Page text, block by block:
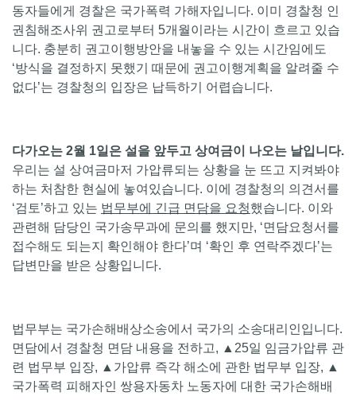
동자들에게 경찰은 국가폭력 가해자입니다. 이미 경찰청 인
권침해조사위 권고로부터 5개월이라는 시간이 흐르고 있습
니다. 충분히 권고이행방안을 내놓을 수 있는 시간임에도
‘방식을 결정하지 못했기 때문에 권고이행계획을 알려줄 수
없다’는 경찰청의 입장은 납득하기 어렵습니다.
다가오는 2월 1일은 설을 앞두고 상여금이 나오는 날입니다.
우리는 설 상여금마저 가압류되는 상황을 눈 뜨고 지켜봐야
하는 처참한 현실에 놓여있습니다. 이에 경찰청의 의견서를
‘검토’하고 있는 법무부에 긴급 면담을 요청했습니다. 이와
관련해 담당인 국가송무과에 문의를 했지만, ‘면담요청서를
접수해도 되는지 확인해야 한다’며 ‘확인 후 연락주겠다’는
답변만을 받은 상황입니다.
법무부는 국가손해배상소송에서 국가의 소송대리인입니다.
면담에서 경찰청 면담 내용을 전하고, ▲25일 임금가압류 관
련 법무부 입장, ▲가압류 즉각 해소에 관한 법무부 입장, ▲
국가폭력 피해자인 쌍용자동차 노동자에 대한 국가손해배